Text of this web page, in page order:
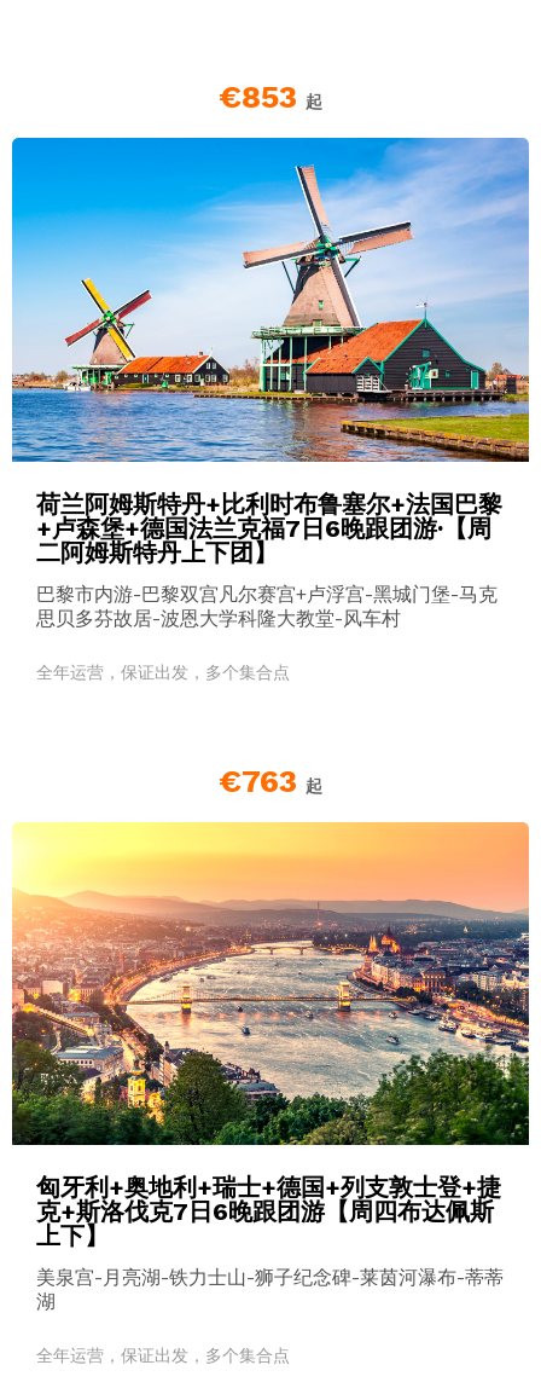
€853 起
荷兰阿姆斯特丹+比利时布鲁塞尔+法国巴黎
+卢森堡+德国法兰克福7日6晚跟团游·【周
二阿姆斯特丹上下团】
巴黎市内游-巴黎双宫凡尔赛宫+卢浮宫-黑城门堡-马克
思贝多芬故居-波恩大学科隆大教堂-风车村
全年运营，保证出发，多个集合点
€763 起
匈牙利+奥地利+瑞士+德国+列支敦士登+捷
克+斯洛伐克7日6晚跟团游【周四布达佩斯
上下】
美泉宫-月亮湖-铁力士山-狮子纪念碑-莱茵河瀑布-蒂蒂
湖
全年运营，保证出发，多个集合点